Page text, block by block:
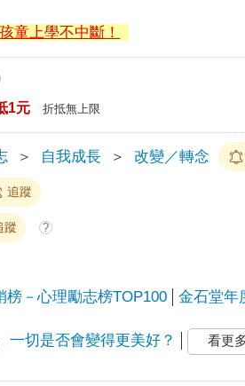
童上學不中斷！
1元 折抵無上限
＞ 自我成長 ＞ 改變／轉念
追蹤
蹤 ?
榜－心理勵志榜TOP100 金石堂年
一切是否會變得更美好？ 看更